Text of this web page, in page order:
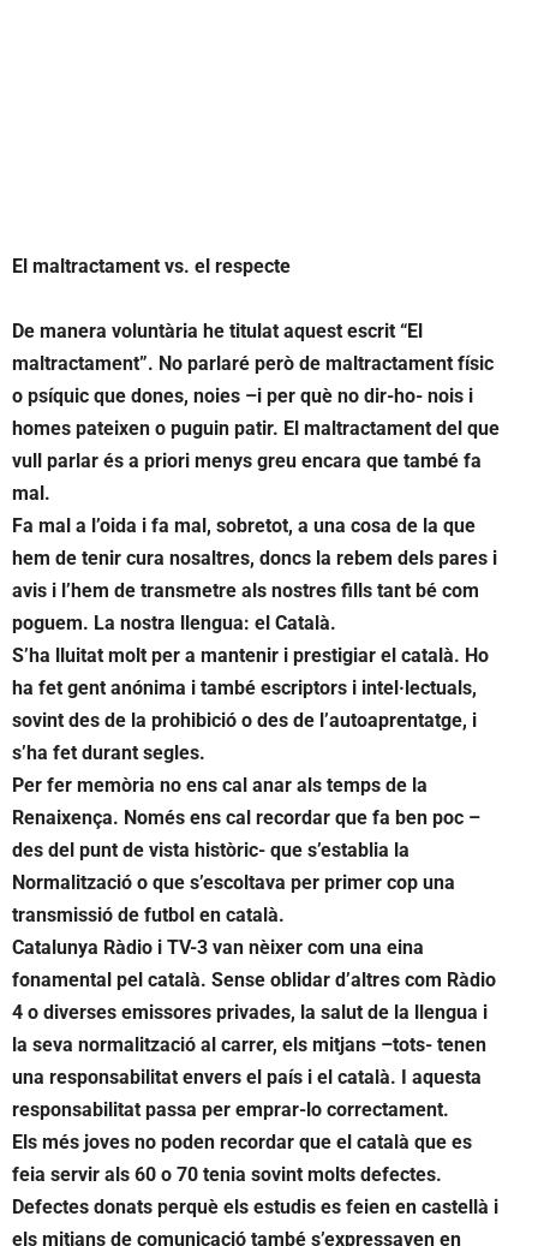
El maltractament vs. el respecte
De manera voluntària he titulat aquest escrit “El
maltractament”. No parlaré però de maltractament físic
o psíquic que dones, noies –i per què no dir-ho- nois i
homes pateixen o puguin patir. El maltractament del que
vull parlar és a priori menys greu encara que també fa
mal.
Fa mal a l’oida i fa mal, sobretot, a una cosa de la que
hem de tenir cura nosaltres, doncs la rebem dels pares i
avis i l’hem de transmetre als nostres fills tant bé com
poguem. La nostra llengua: el Català.
S’ha lluitat molt per a mantenir i prestigiar el català. Ho
ha fet gent anónima i també escriptors i intel·lectuals,
sovint des de la prohibició o des de l’autoaprentatge, i
s’ha fet durant segles.
Per fer memòria no ens cal anar als temps de la
Renaixença. Només ens cal recordar que fa ben poc –
des del punt de vista històric- que s’establia la
Normalització o que s’escoltava per primer cop una
transmissió de futbol en català.
Catalunya Ràdio i TV-3 van nèixer com una eina
fonamental pel català. Sense oblidar d’altres com Ràdio
4 o diverses emissores privades, la salut de la llengua i
la seva normalització al carrer, els mitjans –tots- tenen
una responsabilitat envers el país i el català. I aquesta
responsabilitat passa per emprar-lo correctament.
Els més joves no poden recordar que el català que es
feia servir als 60 o 70 tenia sovint molts defectes.
Defectes donats perquè els estudis es feien en castellà i
els mitjans de comunicació també s’expressaven en